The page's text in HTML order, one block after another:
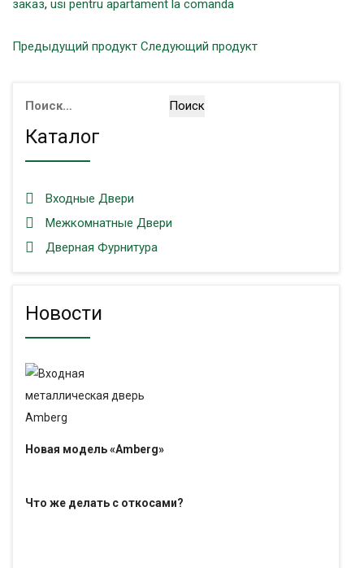
заказ, usi pentru apartament la comanda
Предыдущий продукт Следующий продукт
Найти:
Каталог
Входные Двери
Межкомнатные Двери
Дверная Фурнитура
Новости
Новая модель «Amberg»
Что же делать с откосами?